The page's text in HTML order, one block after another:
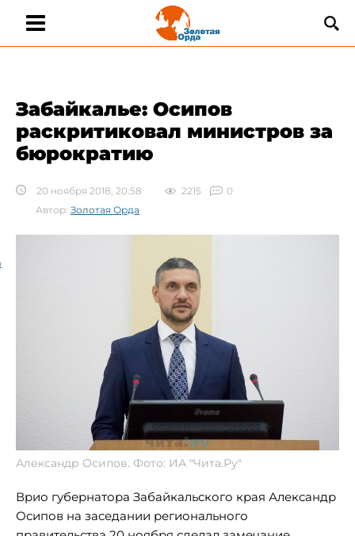
Забайкалье: Осипов
раскритиковал министров за
бюрократию
20 ноября 2018, 20:58 2215
0
Автор: Золотая Орда
Александр Осипов. Фото: ИА "Чита.Ру"
Врио губернатора Забайкальского края Александр
Осипов на заседании регионального